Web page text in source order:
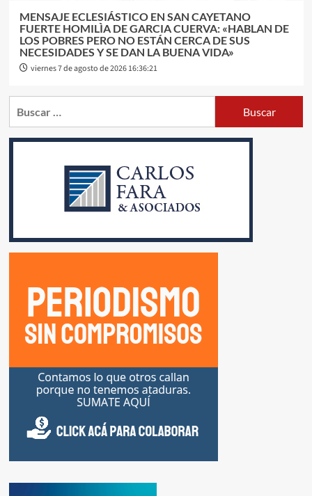
MENSAJE ECLESIÁSTICO EN SAN CAYETANO
FUERTE HOMILÌA DE GARCIA CUERVA: «HABLAN DE
LOS POBRES PERO NO ESTÁN CERCA DE SUS
NECESIDADES Y SE DAN LA BUENA VIDA»
viernes 7 de agosto de 2026 16:36:21